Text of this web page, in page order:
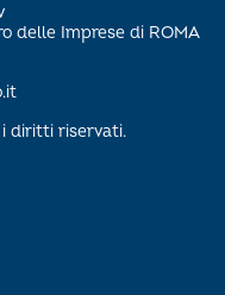
delle Imprese di ROMA
diritti riservati.